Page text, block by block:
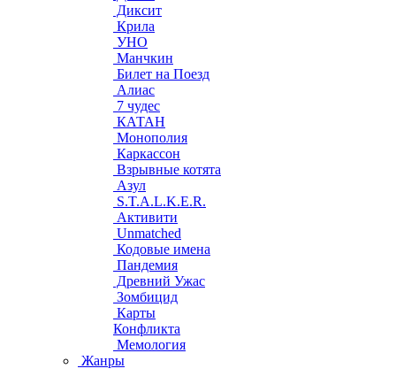
Диксит
Крила
УНО
Манчкин
Билет на Поезд
Алиас
7 чудес
КАТАН
Монополия
Каркассон
Взрывные котята
Азул
S.T.A.L.K.E.R.
Активити
Unmatched
Кодовые имена
Пандемия
Древний Ужас
Зомбицид
Карты
Конфликта
Мемология
Жанры